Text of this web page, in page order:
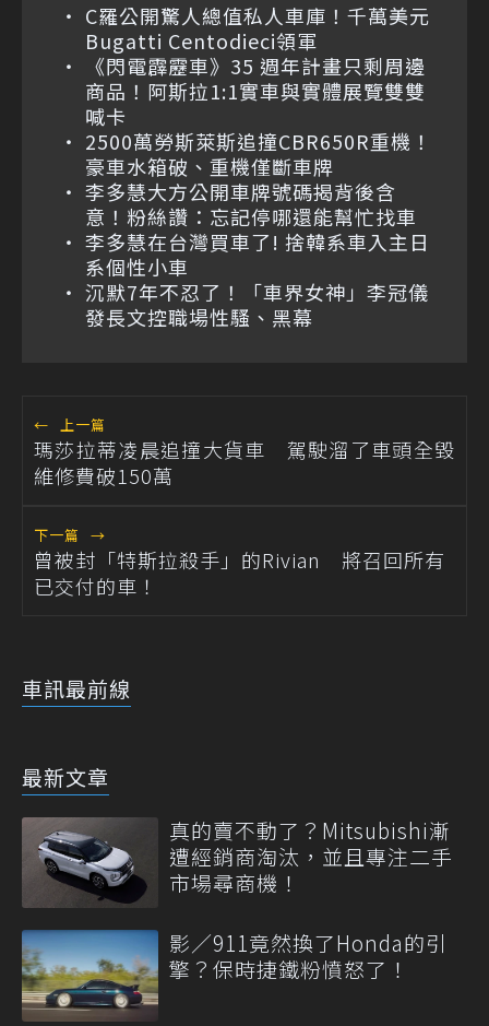
C羅公開驚人總值私人車庫！千萬美元
Bugatti Centodieci領軍
《閃電霹靂車》35 週年計畫只剩周邊
商品！阿斯拉1:1實車與實體展覽雙雙
喊卡
2500萬勞斯萊斯追撞CBR650R重機！
豪車水箱破、重機僅斷車牌
李多慧大方公開車牌號碼揭背後含
意！粉絲讚：忘記停哪還能幫忙找車
李多慧在台灣買車了! 捨韓系車入主日
系個性小車
沉默7年不忍了！「車界女神」李冠儀
發長文控職場性騷、黑幕
← 上一篇
瑪莎拉蒂凌晨追撞大貨車 駕駛溜了車頭全毀
維修費破150萬
下一篇 →
曾被封「特斯拉殺手」的Rivian 將召回所有
已交付的車！
車訊最前線
最新文章
真的賣不動了？Mitsubishi漸
遭經銷商淘汰，並且專注二手
市場尋商機！
影／911竟然換了Honda的引
擎？保時捷鐵粉憤怒了！